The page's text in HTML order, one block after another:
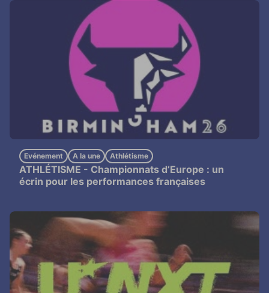
ATHLÉTISME - Championnats d’Europe : un
écrin pour les performances françaises
Evénement A la une Athlétisme